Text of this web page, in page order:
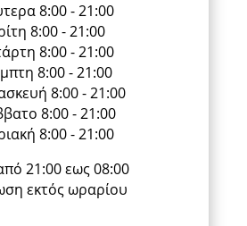
8:00 - 21:00
8:00 - 21:00
8:00 - 21:00
8:00 - 21:00
8:00 - 21:00
8:00 - 21:00
8:00 - 21:00
21:00 εως 08:00
εκτός ωραρίου